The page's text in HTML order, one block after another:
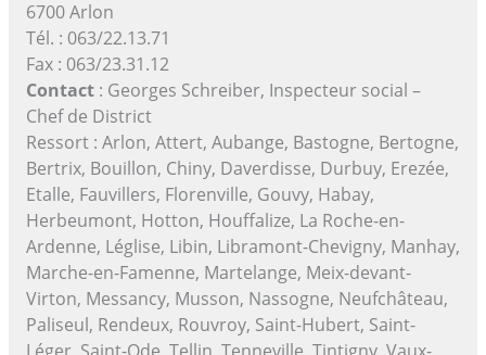
6700 Arlon
Tél. : 063/22.13.71
Fax : 063/23.31.12
Contact: Georges Schreiber, Inspecteur social –
Chef de District
Ressort : Arlon, Attert, Aubange, Bastogne, Bertogne,
Bertrix, Bouillon, Chiny, Daverdisse, Durbuy, Erezée,
Etalle, Fauvillers, Florenville, Gouvy, Habay,
Herbeumont, Hotton, Houffalize, La Roche-en-
Ardenne, Léglise, Libin, Libramont-Chevigny, Manhay,
Marche-en-Famenne, Martelange, Meix-devant-
Virton, Messancy, Musson, Nassogne, Neufchâteau,
Paliseul, Rendeux, Rouvroy, Saint-Hubert, Saint-